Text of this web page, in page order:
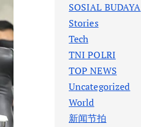
SOSIAL BUDAYA
Stories
Tech
TNI POLRI
TOP NEWS
Uncategorized
World
新闻节拍